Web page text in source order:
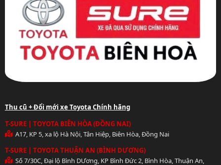
Thu cũ + Đổi mới xe Toyota Chính hãng
T-SURE | TOYOTA BIÊN HÒA (ĐỒNG NAI)
A17, KP 5, xa lộ Hà Nội, Tân Hiệp, Biên Hòa, Đồng Nai
T-SURE | TOYOTA THUẬN AN (BÌNH DƯƠNG)
Số 7/30C, Đại lộ Bình DƯơng, KP Bình Đức 2, Bình Hòa, Thuận An,